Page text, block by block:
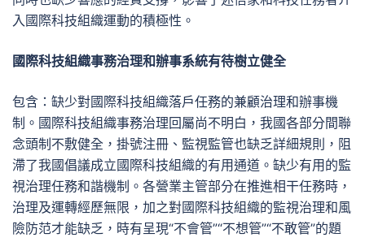
入國際科技組織運動的積極性。
國際科技組織事務治理和辦事系統有待樹立健全
包含：缺少對國際科技組織落戶任務的兼顧治理和辦事機
制。國際科技組織事務治理回屬尚不明白，我國各部分間聯
念頭制不敷健全，掛號注冊、監視監管也缺乏詳細規則，阻
滯了我國倡議成立國際科技組織的有用通道。缺少有用的監
視治理任務和諧機制。各營業主管部分在推進相干任務時，
治理及運轉經歷無限，加之對國際科技組織的監視治理和風
險防范才能缺乏，時有呈現“不會管”“不想管”“不敢管”的題